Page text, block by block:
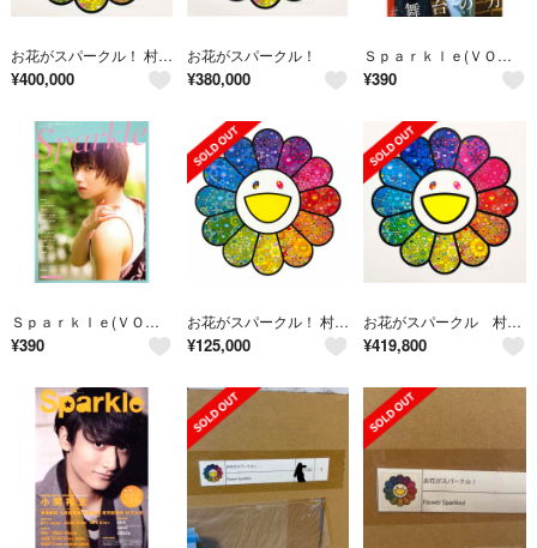
お花がスパークル！ 村上隆 版画 100枚限定
¥400,000
お花がスパークル！
¥380,000
Ｓｐａｒｋｌｅ(ＶＯＬ．４１) メディアボーイＭＯＯＫ／メディア・ボーイ(編者)
¥390
Ｓｐａｒｋｌｅ(ＶＯＬ．４９) ＭＥＤＩＡＢＯＹ ＭＯＯＫ／メディア・ボーイ(編者)
¥390
お花がスパークル！ 村上隆 ポスター
¥125,000
お花がスパークル 村上隆
¥419,800